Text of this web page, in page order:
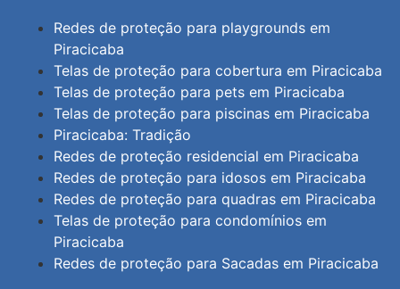
Redes de proteção para playgrounds em
Piracicaba
Telas de proteção para cobertura em Piracicaba
Telas de proteção para pets em Piracicaba
Telas de proteção para piscinas em Piracicaba
Piracicaba: Tradição
Redes de proteção residencial em Piracicaba
Redes de proteção para idosos em Piracicaba
Redes de proteção para quadras em Piracicaba
Telas de proteção para condomínios em
Piracicaba
Redes de proteção para Sacadas em Piracicaba